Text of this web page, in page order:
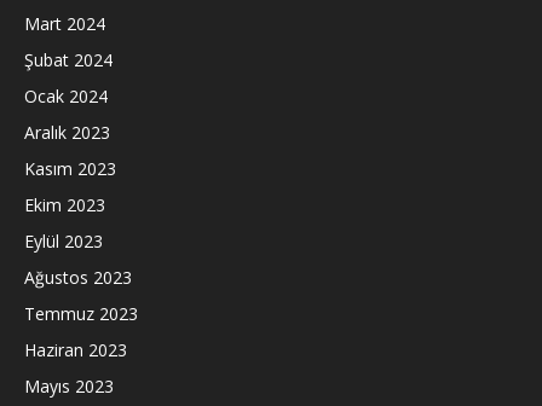
Mart 2024
Şubat 2024
Ocak 2024
Aralık 2023
Kasım 2023
Ekim 2023
Eylül 2023
Ağustos 2023
Temmuz 2023
Haziran 2023
Mayıs 2023